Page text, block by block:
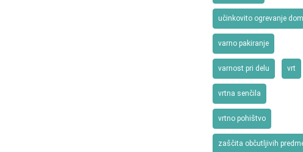
učinkovito ogrevanje
varno pakiranje
varnost pri delu vrt
vrtna senčila
vrtno pohištvo
zaščita občutljivih